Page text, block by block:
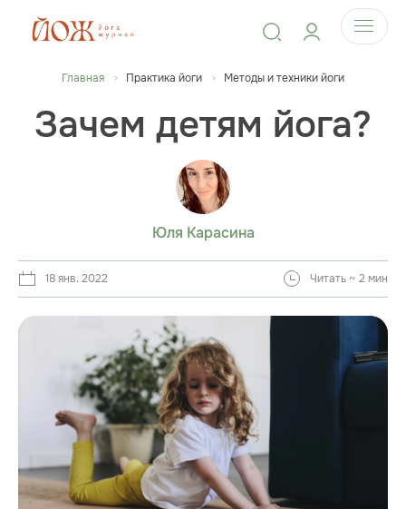
Главная Практика йоги Методы и техники йоги
Зачем детям йога?
Юля Карасина
18 янв. 2022 Читать ~ 2 мин